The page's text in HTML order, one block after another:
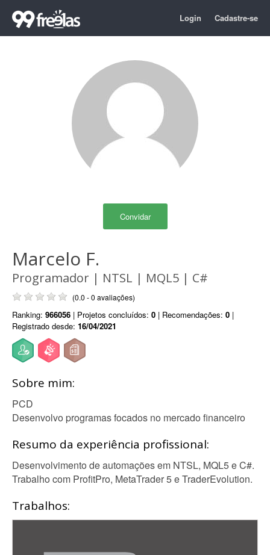
Login Cadastre-se
Convidar
Marcelo F.
Programador | NTSL | MQL5 | C#
(0.0 - 0 avaliações)
Ranking: 966056 | Projetos concluídos: 0 | Recomendações: 0 |
Registrado desde: 16/04/2021
Sobre mim:
PCD
Desenvolvo programas focados no mercado financeiro
Resumo da experiência profissional:
Desenvolvimento de automações em NTSL, MQL5 e C#.
Trabalho com ProfitPro, MetaTrader 5 e TraderEvolution.
Trabalhos: